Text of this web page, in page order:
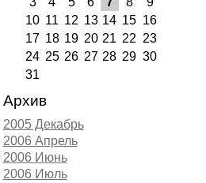
10 11 12 13 14 15 16
17 18 19 20 21 22 23
24 25 26 27 28 29 30
31
Архив
2005 Декабрь
2006 Апрель
2006 Июнь
2006 Июль